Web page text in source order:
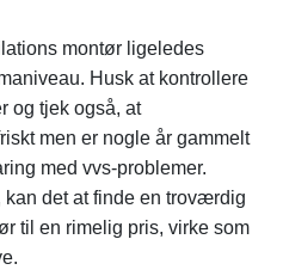
montør ligeledes
Husk at kontrollere
og tjek også, at
men er nogle år gammelt
med vvs-problemer.
kan det at finde en troværdig
til en rimelig pris, virke som